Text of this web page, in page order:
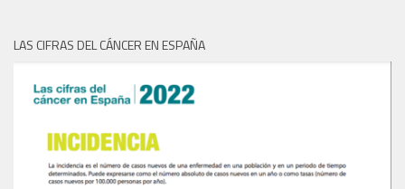
LAS CIFRAS DEL CÁNCER EN ESPAÑA